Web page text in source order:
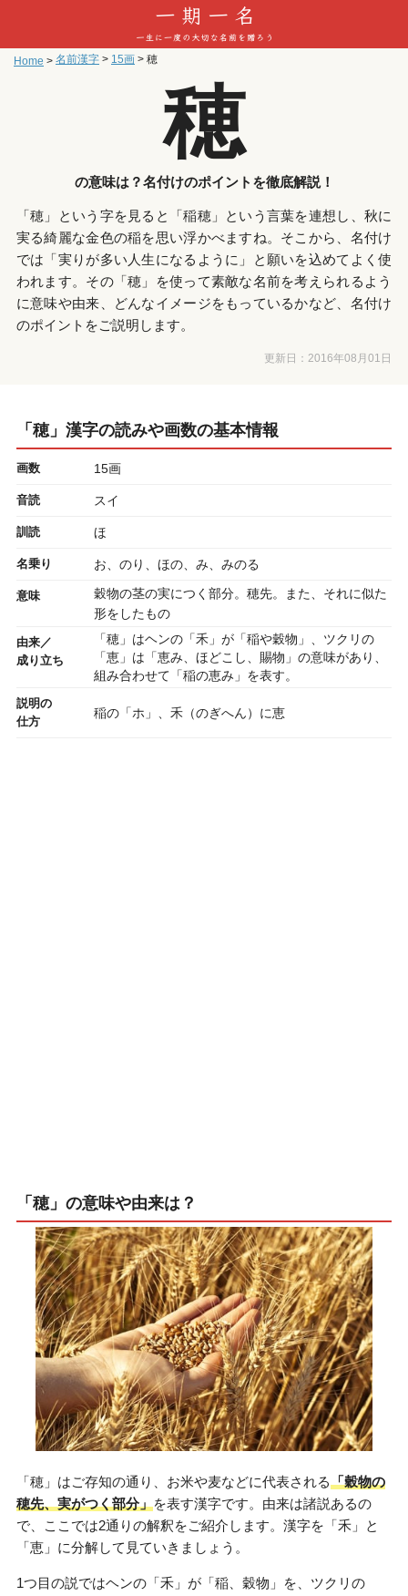
Home > 名前漢字 > 15画 > 穂
穂
の意味は？名付けのポイントを徹底解説！
「穂」という字を見ると「稲穂」という言葉を連想し、秋に
実る綺麗な金色の稲を思い浮かべますね。そこから、名付け
では「実りが多い人生になるように」と願いを込めてよく使
われます。その「穂」を使って素敵な名前を考えられるよう
に意味や由来、どんなイメージをもっているかなど、名付け
のポイントをご説明します。
更新日： 2016年08月01日
「穂」漢字の読みや画数の基本情報
画数 15画
音読 スイ
訓読 ほ
名乗り お、のり、ほの、み、みのる
意味
穀物の茎の実につく部分。穂先。また、それに似た
形をしたもの
由来／
成り立ち
「穂」はヘンの「禾」が「稲や穀物」、ツクリの
「恵」は「恵み、ほどこし、賜物」の意味があり、
組み合わせて「稲の恵み」を表す。
説明の
仕方
稲の「ホ」、禾（のぎへん）に恵
「穂」の意味や由来は？
「穂」はご存知の通り、お米や麦などに代表される「穀物の
穂先、実がつく部分」を表す漢字です。由来は諸説あるの
で、ここでは2通りの解釈をご紹介します。漢字を「禾」と
「恵」に分解して見ていきましょう。
1つ目の説ではヘンの「禾」が「稲、穀物」を、ツクリの